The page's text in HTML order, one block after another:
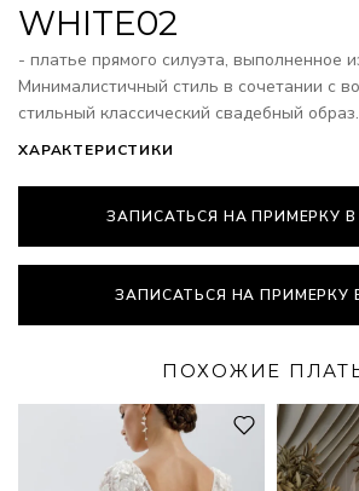
WHITE02
- платье прямого силуэта, выполненное
Минималистичный стиль в сочетании с
стильный классический свадебный образ.
ХАРАКТЕРИСТИКИ
ЗАПИСАТЬСЯ НА ПРИМЕРКУ
ЗАПИСАТЬСЯ НА ПРИМЕРКУ
ПОХОЖИЕ